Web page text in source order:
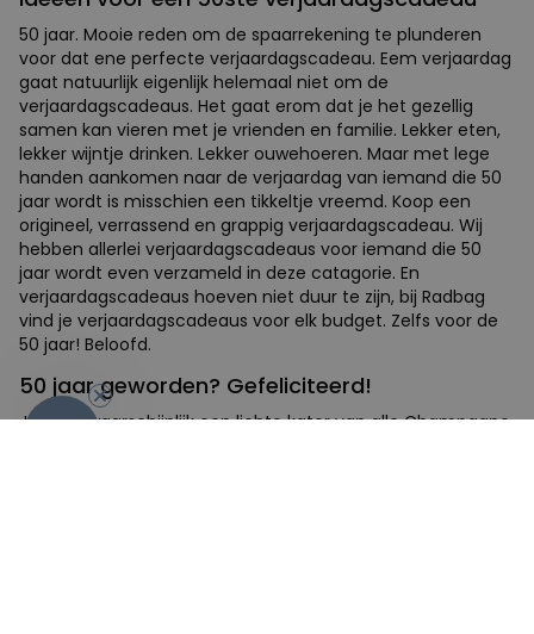
50 jaar. Mooie reden om de spaarrekening te plunderen
voor dat ene perfecte verjaardagscadeau. Eem verjaardag
gaat natuurlijk eigenlijk helemaal niet om de
verjaardagscadeaus. Het gaat erom dat je het gezellig
samen kan vieren met je vrienden en familie. Lekker eten,
lekker wijntje drinken. Lekker ouwehoeren. Maar met lege
handen aankomen naar de verjaardag van iemand die 50
jaar wordt is misschien een tikkeltje vreemd. Koop een
origineel, verrassend en grappig verjaardagscadeau. Wij
hebben allerlei verjaardagscadeaus voor iemand die 50
jaar wordt even verzameld in deze catagorie. En
verjaardagscadeaus hoeven niet duur te zijn, bij Radbag
vind je verjaardagscadeaus voor elk budget. Zelfs voor de
50 jaar! Beloofd.
50 jaar geworden? Gefeliciteerd!
Je hebt waarschijnlijk een lichte kater van alle Champagne.
-10%